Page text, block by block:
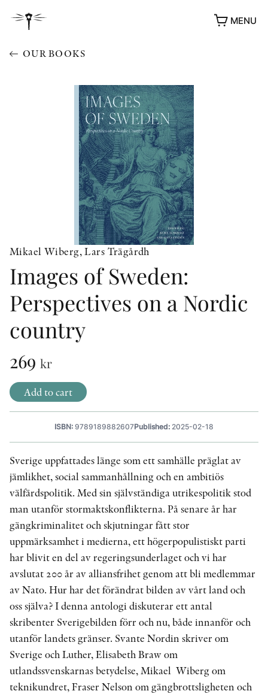
MENU
OUR BOOKS
Mikael Wiberg, Lars Trägårdh
Images of Sweden:
Perspectives on a Nordic
country
269 kr
Add to cart
ISBN: 9789189882607Published: 2025-02-18
Sverige uppfattades länge som ett samhälle präglat av
jämlikhet, social sammanhållning och en ambitiös
välfärdspolitik. Med sin självständiga utrikespolitik stod
man utanför stormaktskonflikterna. På senare år har
gängkriminalitet och skjutningar fått stor
uppmärksamhet i medierna, ett högerpopulistiskt parti
har blivit en del av regeringsunderlaget och vi har
avslutat 200 år av alliansfrihet genom att bli medlemmar
av Nato. Hur har det förändrat bilden av vårt land och
oss själva? I denna antologi diskuterar ett antal
skribenter Sverigebilden förr och nu, både innanför och
utanför landets gränser. Svante Nordin skriver om
Sverige och Luther, Elisabeth Braw om
utlandssvenskarnas betydelse, Mikael ­ Wiberg om
teknikundret, Fraser Nelson om gängbrottsligheten och